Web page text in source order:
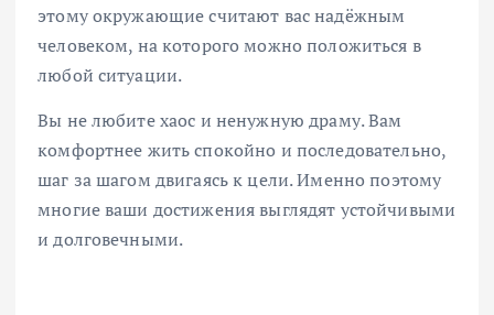
этому окружающие считают вас надёжным
человеком, на которого можно положиться в
любой ситуации.
Вы не любите хаос и ненужную драму. Вам
комфортнее жить спокойно и последовательно,
шаг за шагом двигаясь к цели. Именно поэтому
многие ваши достижения выглядят устойчивыми
и долговечными.